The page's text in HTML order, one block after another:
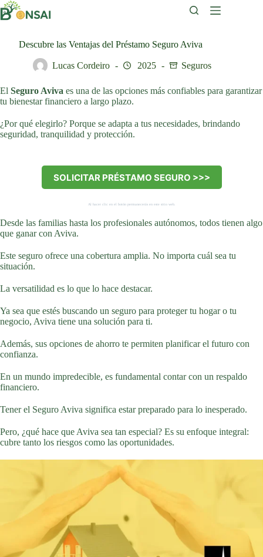
Saltar
al
Descubre las Ventajas del Préstamo Seguro Aviva
Lucas Cordeiro 2025 Seguros
El Seguro Aviva es una de las opciones más confiables para garantizar
tu bienestar financiero a largo plazo.
¿Por qué elegirlo? Porque se adapta a tus necesidades, brindando
seguridad, tranquilidad y protección.
SOLICITAR PRÉSTAMO SEGURO >>>
Al hacer clic en el botón permanecerás en este sitio web.
Desde las familias hasta los profesionales autónomos, todos tienen algo
que ganar con Aviva.
Este seguro ofrece una cobertura amplia. No importa cuál sea tu
situación.
La versatilidad es lo que lo hace destacar.
Ya sea que estés buscando un seguro para proteger tu hogar o tu
negocio, Aviva tiene una solución para ti.
Además, sus opciones de ahorro te permiten planificar el futuro con
confianza.
En un mundo impredecible, es fundamental contar con un respaldo
financiero.
Tener el Seguro Aviva significa estar preparado para lo inesperado.
Pero, ¿qué hace que Aviva sea tan especial? Es su enfoque integral:
cubre tanto los riesgos como las oportunidades.